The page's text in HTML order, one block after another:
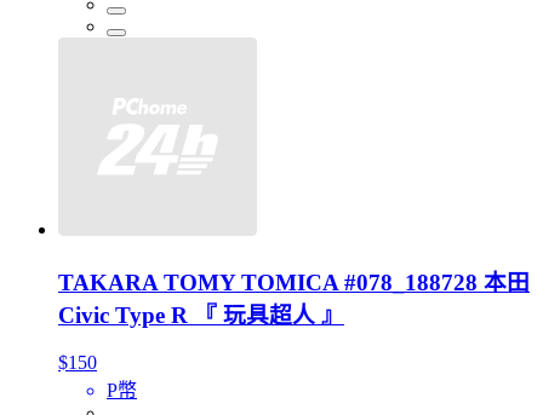
TAKARA TOMY TOMICA #078_188728 本田
Civic Type R 『 玩具超人 』
$150
P幣